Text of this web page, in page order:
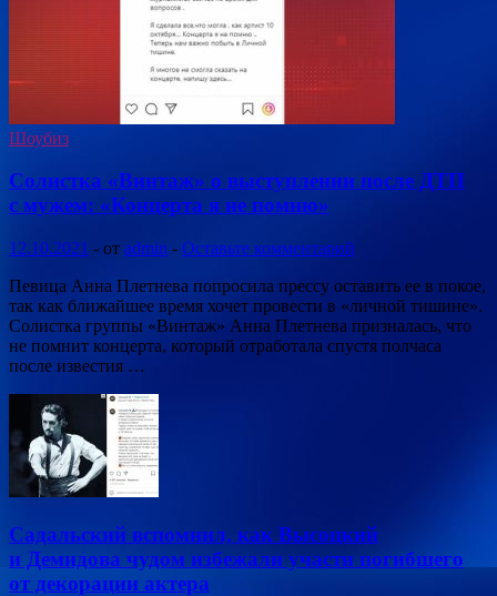
Шоубиз
Солистка «Винтаж» о выступлении после ДТП
с мужем: «Концерта я не помню»
12.10.2021 - от admin - Оставьте комментарий
Певица Анна Плетнева попросила прессу оставить ее в покое,
так как ближайшее время хочет провести в «личной тишине».
Солистка группы «Винтаж» Анна Плетнева призналась, что
не помнит концерта, который отработала спустя полчаса
после известия …
Садальский вспомнил, как Высоцкий
и Демидова чудом избежали участи погибшего
от декорации актера